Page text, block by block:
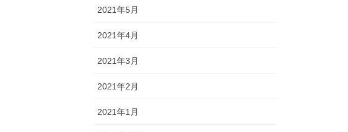
2021年5月
2021年4月
2021年3月
2021年2月
2021年1月